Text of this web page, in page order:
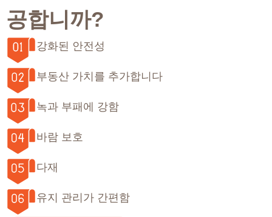
공합니까?
강화된 안전성
부동산 가치를 추가합니다
녹과 부패에 강함
바람 보호
다재
유지 관리가 간편함